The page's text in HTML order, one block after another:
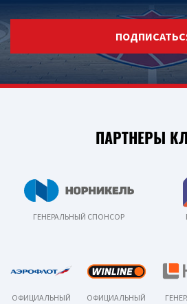
ПАРТНЕРЫ
ГЕНЕРАЛЬНЫЙ СПОНСОР
ОФИЦИАЛЬНЫЙ
ОФИЦИАЛЬНЫЙ